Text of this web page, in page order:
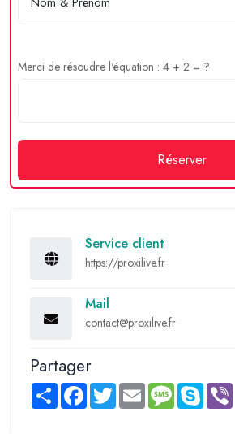
Merci de résoudre l'équation : 4 + 2 = ?
Réserver
Service client
https://proxilive.fr
Mail
contact@proxilive.fr
Partager
Share FacebookTwitter Email MessageSkype